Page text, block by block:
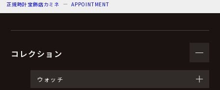
（３）個人情報の利用目的
弊社からのお知らせ等の情報をお送りするため。
（４）個人情報の第三者提供について
正規時計宝飾店カミネ APPOINTMENT
コレクション
ウォッチ